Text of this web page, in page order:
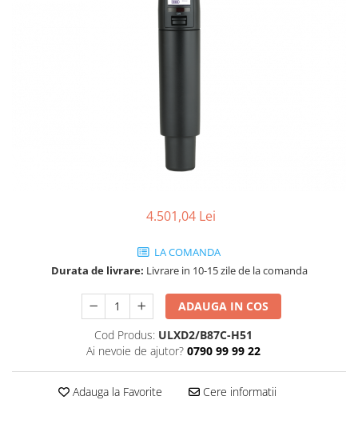
Adaptoare Audio
Cabluri la metru
Stage Box Multicore
Casti
Casti cu fir
4.501,04 Lei
LA COMANDA
Durata de livrare: Livrare in 10-15 zile de la comanda
ADAUGA IN COS
Cod Produs: ULXD2/B87C-H51
Ai nevoie de ajutor? 0790 99 99 22
Adauga la Favorite Cere informatii